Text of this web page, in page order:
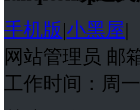
手机版|小黑屋|
网站管理员 邮
工作时间：周